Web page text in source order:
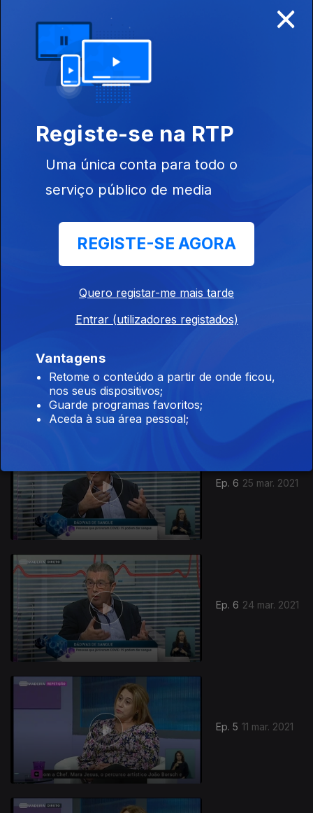
Ep. 7
Ep. 6 25 mar. 2021
Ep. 6 24 mar. 2021
Ep. 5 11 mar. 2021
×
Registe-se na RTP
Uma única conta para todo o
serviço público de media
REGISTE-SE AGORA
Quero registar-me mais tarde
Entrar (utilizadores registados)
Vantagens
Retome o conteúdo a partir de onde ficou,
nos seus dispositivos;
Guarde programas favoritos;
Aceda à sua área pessoal;